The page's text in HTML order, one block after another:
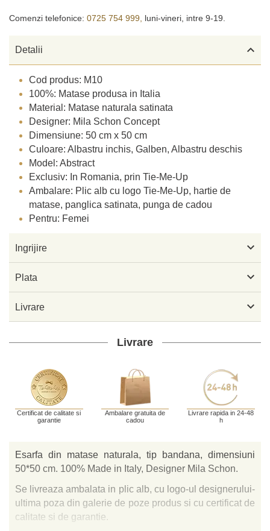
Comenzi telefonice: 0725 754 999, luni-vineri, intre 9-19.
Detalii 
Cod produs: M10
100%: Matase produsa in Italia
Material: Matase naturala satinata
Designer: Mila Schon Concept
Dimensiune: 50 cm x 50 cm
Culoare: Albastru inchis, Galben, Albastru deschis
Model: Abstract
Exclusiv: In Romania, prin Tie-Me-Up
Ambalare: Plic alb cu logo Tie-Me-Up, hartie de
matase, panglica satinata, punga de cadou
Pentru: Femei
Ingrijire 
Plata 
Livrare 
Livrare
Certificat de calitate si
garantie
Ambalare gratuita de
cadou
Livrare rapida in 24-48
h
Esarfa din matase naturala, tip bandana, dimensiuni
50*50 cm. 100% Made in Italy, Designer Mila Schon.
Se livreaza ambalata in plic alb, cu logo-ul designerului-
ultima poza din galerie de poze produs si cu certificat de
calitate si de garantie.